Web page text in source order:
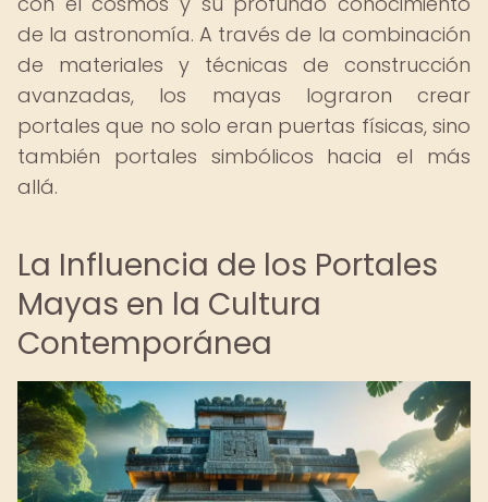
de la astronomía. A través de la combinación
de materiales y técnicas de construcción
avanzadas, los mayas lograron crear
portales que no solo eran puertas físicas, sino
también portales simbólicos hacia el más
allá.
La Influencia de los Portales
Mayas en la Cultura
Contemporánea